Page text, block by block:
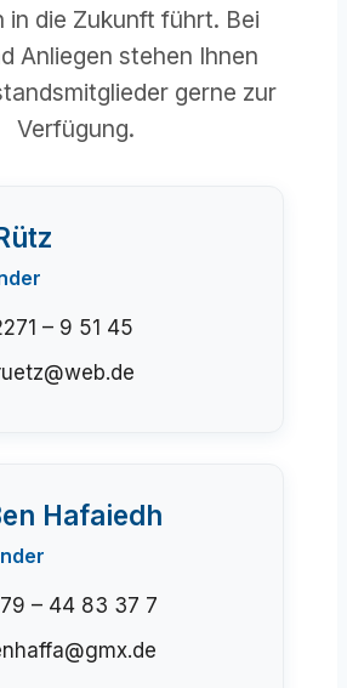
in die Zukunft führt. Bei
Anliegen stehen Ihnen
gerne zur
Verfügung.
– 9 51 45
Hafaiedh
– 44 83 37 7